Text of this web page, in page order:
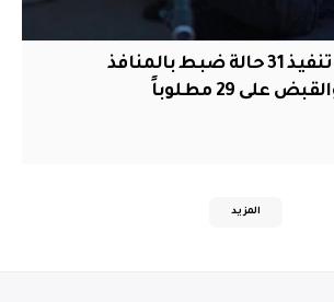
الأمن الوطني: تنفيذ 31 حالة ضبط بالمنافذ
على 29 مطلوباً
المزيد